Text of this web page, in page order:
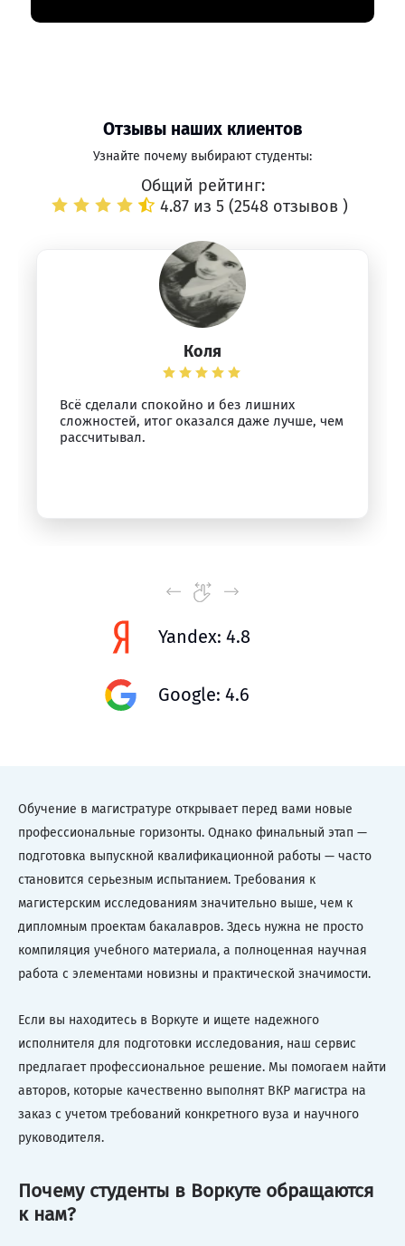
Отзывы наших клиентов
Узнайте почему выбирают студенты:
Общий рейтинг:
4.87 из 5 (2548 отзывов )
Коля
Всё сделали спокойно и без лишних
сложностей, итог оказался даже лучше, чем
рассчитывал.
Yandex: 4.8
Google: 4.6
Обучение в магистратуре открывает перед вами новые
профессиональные горизонты. Однако финальный этап —
подготовка выпускной квалификационной работы — часто
становится серьезным испытанием. Требования к
магистерским исследованиям значительно выше, чем к
дипломным проектам бакалавров. Здесь нужна не просто
компиляция учебного материала, а полноценная научная
работа с элементами новизны и практической значимости.
Если вы находитесь в Воркуте и ищете надежного
исполнителя для подготовки исследования, наш сервис
предлагает профессиональное решение. Мы помогаем найти
авторов, которые качественно выполнят ВКР магистра на
заказ с учетом требований конкретного вуза и научного
руководителя.
Почему студенты в Воркуте обращаются
к нам?